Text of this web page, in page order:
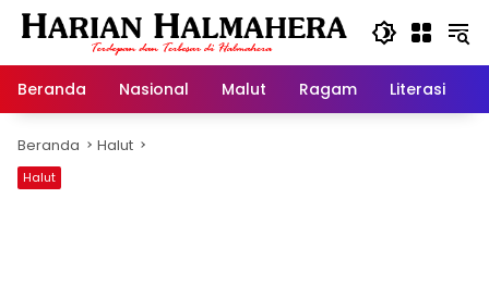
Langsung
Beranda
Nasional Malut Ragam Literasi
Beranda Halut
Halut